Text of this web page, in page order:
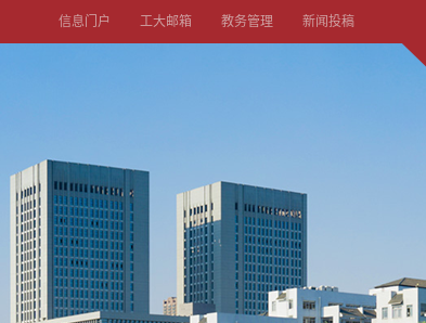
信息门户 工大邮箱 教务管理 新闻投稿